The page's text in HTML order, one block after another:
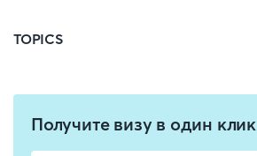
TOPICS
Получите визу в один клик